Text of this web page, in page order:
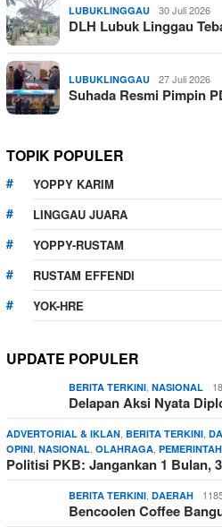
LUBUKLINGGAU 30 Juli 2026
DLH Lubuk Linggau
LUBUKLINGGAU 27 Juli 2026
Suhada Resmi Pimpin
TOPIK POPULER
YOPPY KARIM
LINGGAU JUARA
YOPPY-RUSTAM
RUSTAM EFFENDI
YOK-HRE
UPDATE POPULER
BERITA TERKINI, NASIONAL
Delapan Aksi Nyata
ADVERTORIAL & IKLAN, BERITA TERKINI,
OPINI, NASIONAL, OLAHRAGA,
Politisi PKB: Jangankan 1 Bulan,
BERITA TERKINI, DAERAH
Bencoolen Coffee